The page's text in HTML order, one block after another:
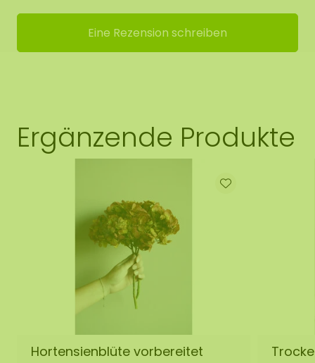
Eine Rezension schreiben
Ergänzende Produkte
Hortensienblüte vorbereitet